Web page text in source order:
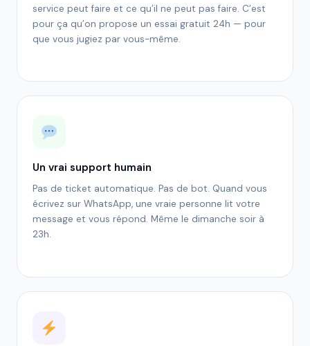
service peut faire et ce qu’il ne peut pas faire. C’est
pour ça qu’on propose un essai gratuit 24h — pour
que vous jugiez par vous-même.
Un vrai support humain
Pas de ticket automatique. Pas de bot. Quand vous
écrivez sur WhatsApp, une vraie personne lit votre
message et vous répond. Même le dimanche soir à
23h.